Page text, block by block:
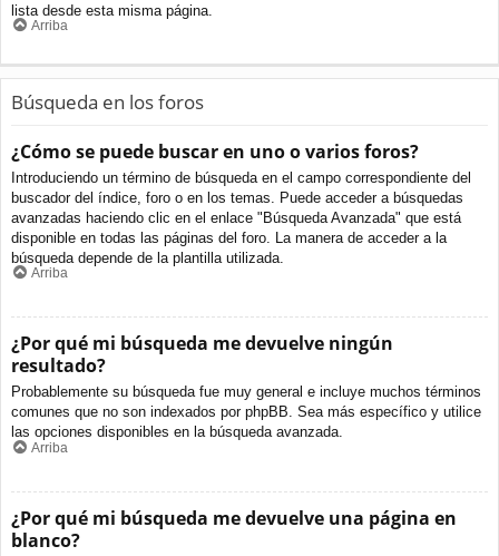
lista desde esta misma página.
Arriba
Búsqueda en los foros
¿Cómo se puede buscar en uno o varios foros?
Introduciendo un término de búsqueda en el campo correspondiente del
buscador del índice, foro o en los temas. Puede acceder a búsquedas
avanzadas haciendo clic en el enlace "Búsqueda Avanzada" que está
disponible en todas las páginas del foro. La manera de acceder a la
búsqueda depende de la plantilla utilizada.
Arriba
¿Por qué mi búsqueda me devuelve ningún
resultado?
Probablemente su búsqueda fue muy general e incluye muchos términos
comunes que no son indexados por phpBB. Sea más específico y utilice
las opciones disponibles en la búsqueda avanzada.
Arriba
¿Por qué mi búsqueda me devuelve una página en
blanco?